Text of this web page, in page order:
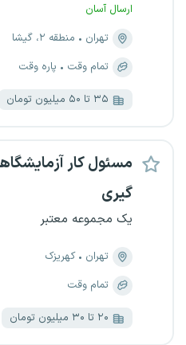
ارسال آسان
تهران
منطقه ۲، گیشا
تمام وقت
پاره وقت
۳۵ تا ۵۰ میلیون تومان
مسئول کار
گیری
یک مجموعه معتبر
تهران
کهریزک
تمام وقت
۲۰ تا ۳۰ میلیون تومان